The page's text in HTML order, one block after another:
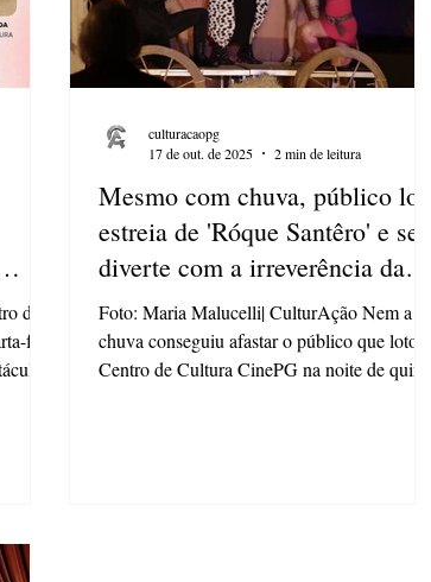
de
feira
feira
Mesmo com chuva, público lota
estreia de 'Róque Santêro' e se
diverte com a irreverência da
montagem
Foto: Maria Malucelli| CulturAção Nem a
chuva conseguiu afastar o público que lotou o
Centro de Cultura CinePG na noite de quinta-
culturacaopg
17 de out. de 2025
2 min de leitura